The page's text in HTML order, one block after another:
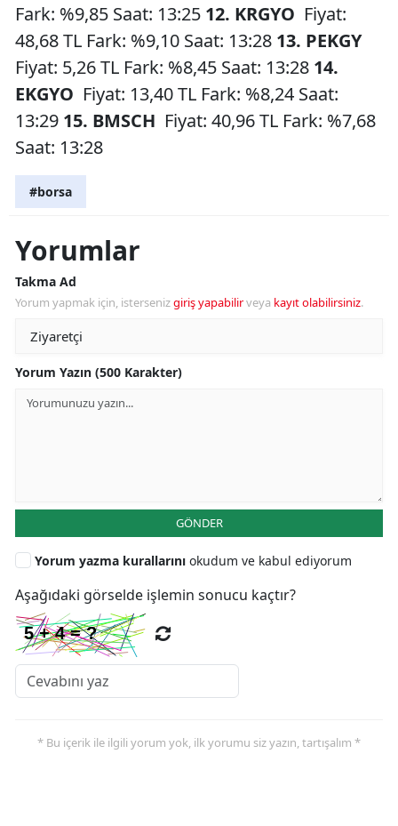
Fark: %9,85 Saat: 13:25 12. KRGYO Fiyat:
48,68 TL Fark: %9,10 Saat: 13:28 13. PEKGY
Fiyat: 5,26 TL Fark: %8,45 Saat: 13:28 14.
EKGYO Fiyat: 13,40 TL Fark: %8,24 Saat:
13:29 15. BMSCH Fiyat: 40,96 TL Fark: %7,68
Saat: 13:28
#borsa
Yorumlar
Takma Ad
Yorum yapmak için, istersenizgiriş yapabilirveya kayıt olabilirsiniz.
Yorum Yazın (500 Karakter)
GÖNDER
Yorum yazma kurallarını okudum ve kabul ediyorum
Aşağıdaki görselde işlemin sonucu kaçtır?
* Bu içerik ile ilgili yorum yok, ilk yorumu siz yazın, tartışalım *